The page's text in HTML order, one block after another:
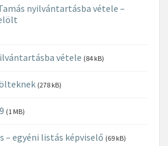
nyilvántartásba vétele –
vétele (84 kB)
(278 kB)
(1 MB)
– egyéni listás képviselő (69 kB)